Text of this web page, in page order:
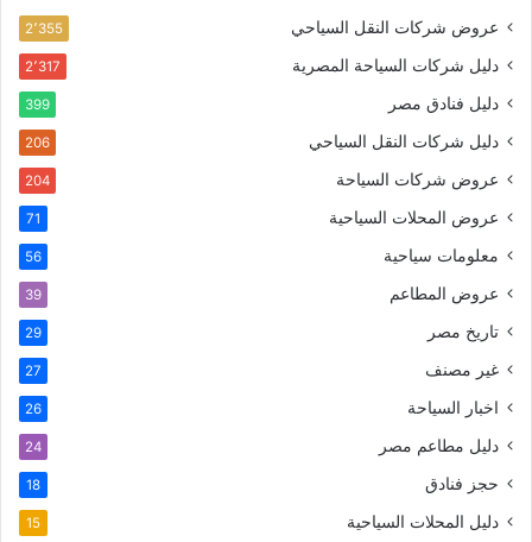
عروض شركات النقل السياحي 2٬355
دليل شركات السياحة المصرية 2٬317
دليل فنادق مصر 399
دليل شركات النقل السياحي 206
عروض شركات السياحة 204
عروض المحلات السياحية 71
معلومات سياحية 56
عروض المطاعم 39
تاريخ مصر 29
غير مصنف 27
اخبار السياحة 26
دليل مطاعم مصر 24
حجز فنادق 18
دليل المحلات السياحية 15